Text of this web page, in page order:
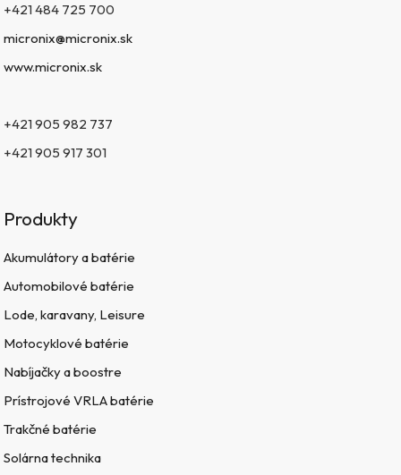
+421 484 725 700
micronix@micronix.sk
www.micronix.sk
+421 905 982 737
+421 905 917 301
Produkty
Akumulátory a batérie
Automobilové batérie
Lode, karavany, Leisure
Motocyklové batérie
Nabíjačky a boostre
Prístrojové VRLA batérie
Trakčné batérie
Solárna technika